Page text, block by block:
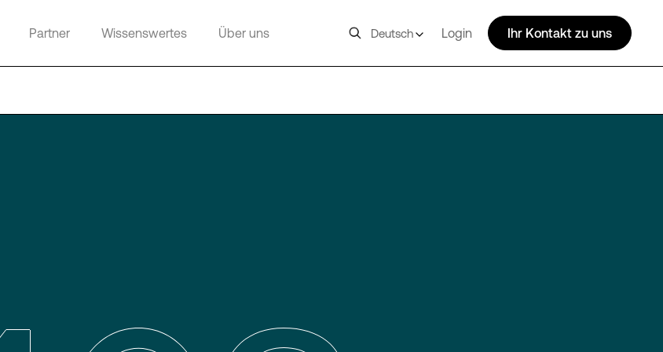
Partner Wissenswertes Über uns Deutsch Login Ihr Kontakt zu uns